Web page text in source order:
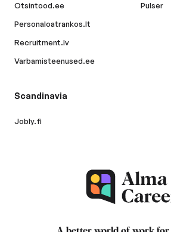
Otsintood.ee
Personaloatrankos.lt
Recruitment.lv
Varbamisteenused.ee
Pulser
Scandinavia
Jobly.fi